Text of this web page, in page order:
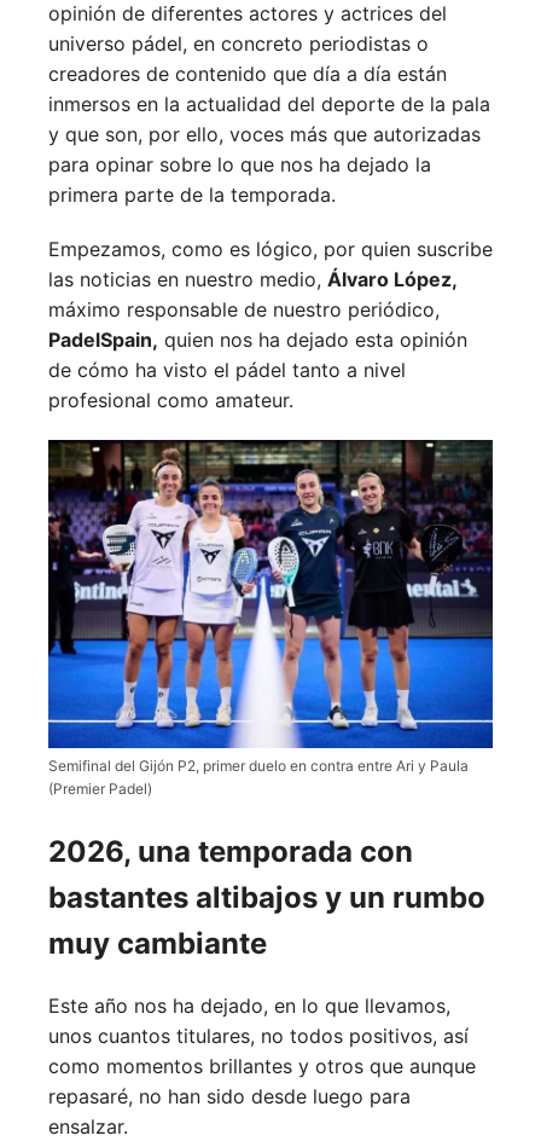
opinión de diferentes actores y actrices del
universo pádel, en concreto periodistas o
creadores de contenido que día a día están
inmersos en la actualidad del deporte de la pala
y que son, por ello, voces más que autorizadas
para opinar sobre lo que nos ha dejado la
primera parte de la temporada.
Empezamos, como es lógico, por quien suscribe
las noticias en nuestro medio, Álvaro López,
máximo responsable de nuestro periódico,
PadelSpain, quien nos ha dejado esta opinión
de cómo ha visto el pádel tanto a nivel
profesional como amateur.
Semifinal del Gijón P2, primer duelo en contra entre Ari y Paula
(Premier Padel)
2026, una temporada con
bastantes altibajos y un rumbo
muy cambiante
Este año nos ha dejado, en lo que llevamos,
unos cuantos titulares, no todos positivos, así
como momentos brillantes y otros que aunque
repasaré, no han sido desde luego para
ensalzar.